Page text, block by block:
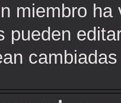
miembro
pueden